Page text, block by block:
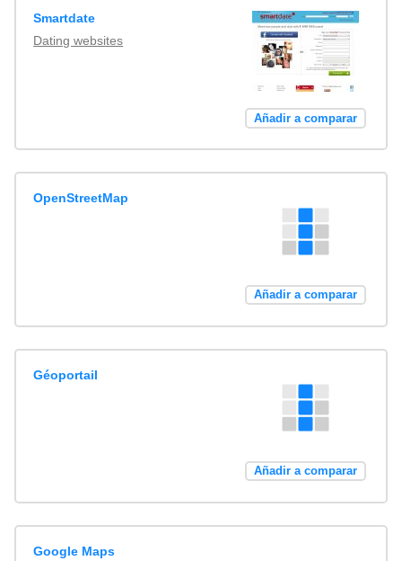
Smartdate
Dating websites
Añadir a comparar
OpenStreetMap
Añadir a comparar
Géoportail
Añadir a comparar
Google Maps